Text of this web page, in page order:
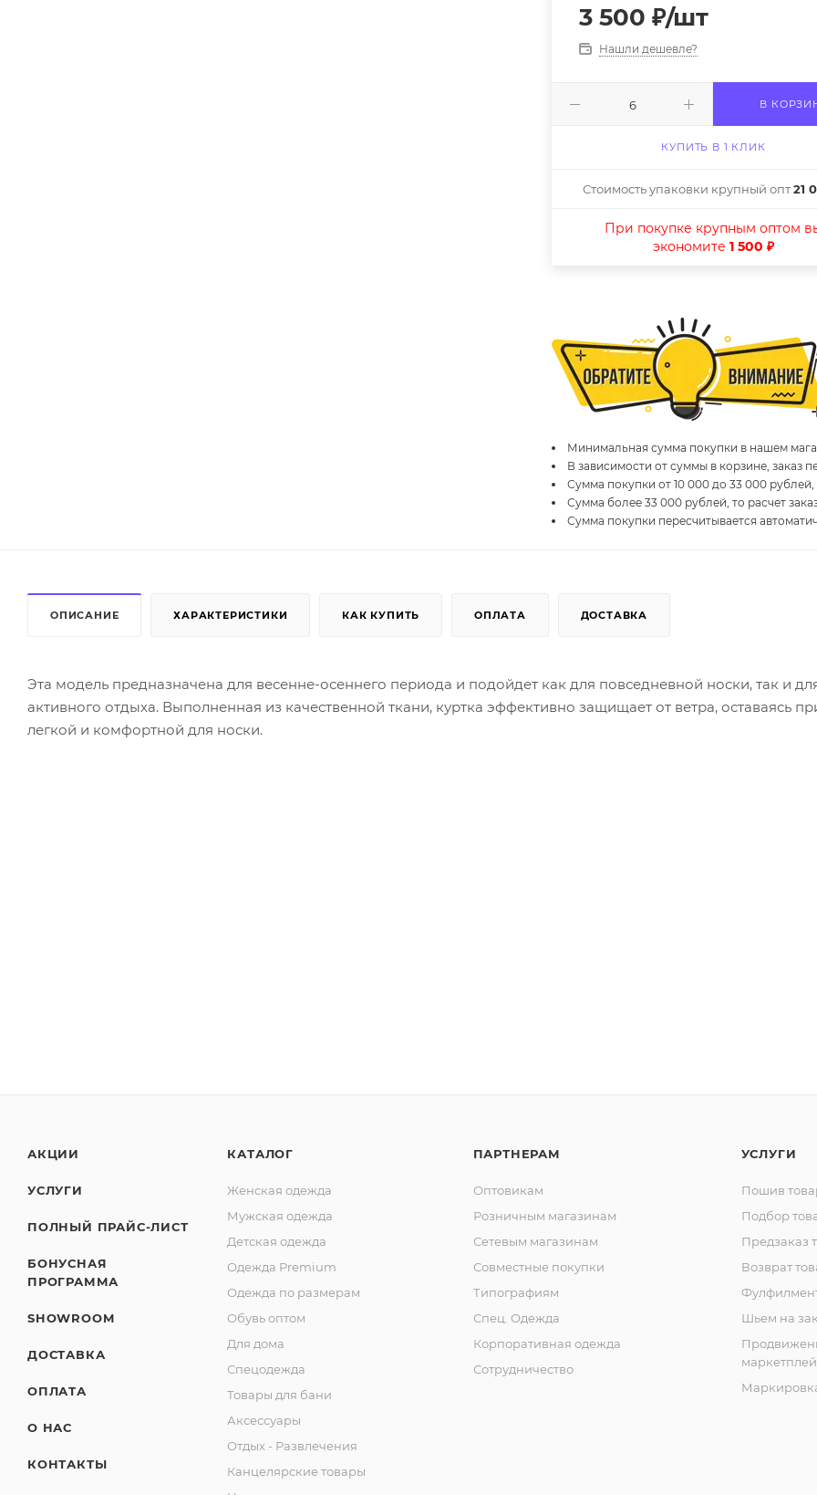
3 500 ₽/шт
Нашли дешевле?
В
КУПИТЬ В 1 КЛИК
Стоимость упаковки крупный опт21
При покупке крупным оптом
экономите 1 500 ₽
Минимальная сумма покупки в нашем
В зависимости от суммы в корзине, заказ
Сумма покупки от 10 000 до 33 000 рублей,
Сумма более 33 000 рублей, то расчет
Сумма покупки пересчитывается
ОПИСАНИЕ ХАРАКТЕРИСТИКИ КАК КУПИТЬ ОПЛАТА ДОСТАВКА
Эта модель предназначена для весенне-осеннего периода и подойдет как для повседневной носки, так и
активного отдыха. Выполненная из качественной ткани, куртка эффективно защищает от ветра, оставаясь
легкой и комфортной для носки.
АКЦИИ
УСЛУГИ
ПОЛНЫЙ ПРАЙС-ЛИСТ
БОНУСНАЯ
ПРОГРАММА
SHOWROOM
ДОСТАВКА
ОПЛАТА
О НАС
КОНТАКТЫ
КАТАЛОГ
Женская одежда
Мужская одежда
Детская одежда
Одежда Premium
Одежда по размерам
Обувь оптом
Для дома
Спецодежда
Товары для бани
Аксессуары
Отдых - Развлечения
Канцелярские товары
ПАРТНЕРАМ
Оптовикам
Розничным магазинам
Сетевым магазинам
Совместные покупки
Типографиям
Спец. Одежда
Корпоративная одежда
Сотрудничество
УСЛУГИ
Пошив
Подбор
Предзаказ
Возврат
Шьем на